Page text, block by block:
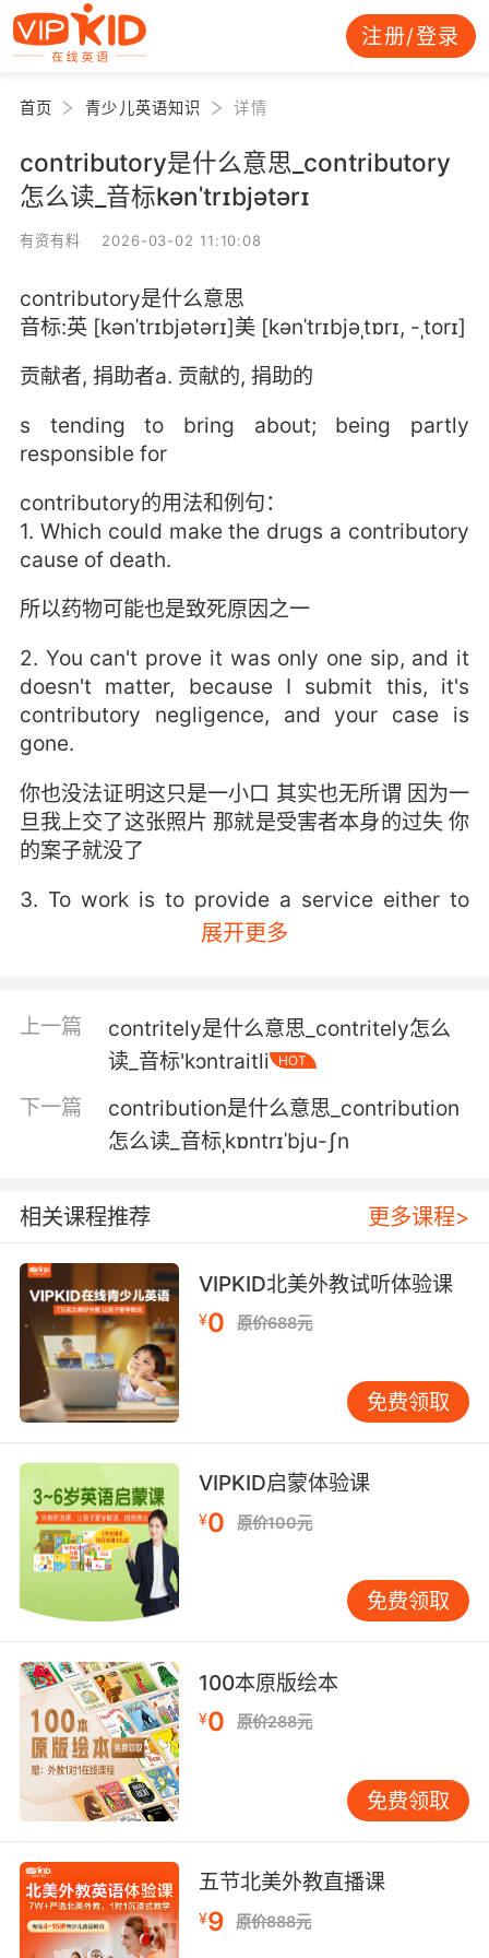
注册/登录
首页 青少儿英语知识 详情
contributory是什么意思_contributory
怎么读_音标kənˈtrɪbjətərɪ
有资有料 2026-03-02 11:10:08
contributory是什么意思
音标:英 [kənˈtrɪbjətərɪ]美 [kənˈtrɪbjəˌtɒrɪ, -ˌtorɪ]
贡献者, 捐助者a. 贡献的, 捐助的
s tending to bring about; being partly
responsible for
contributory的用法和例句：
1. Which could make the drugs a contributory
cause of death.
所以药物可能也是致死原因之一
2. You can't prove it was only one sip, and it
doesn't matter, because I submit this, it's
contributory negligence, and your case is
gone.
你也没法证明这只是一小口 其实也无所谓 因为一
旦我上交了这张照片 那就是受害者本身的过失 你
的案子就没了
3. To work is to provide a service either to
yourself or for others, but most of us would
工作就是提供一种服务 不管是为自己还是为他人
我们几乎都想做有意义的 促进社会发展的工作
展开更多
上一篇
contritely是什么意思_contritely怎么
读_音标'kɔntraitli
HOT
下一篇
contribution是什么意思_contribution
怎么读_音标ˌkɒntrɪˈbju-ʃn
相关课程推荐 更多课程>
VIPKID北美外教试听体验课
¥0 原价688元
免费领取
VIPKID启蒙体验课
¥0 原价100元
免费领取
100本原版绘本
¥0 原价288元
免费领取
五节北美外教直播课
¥9 原价888元